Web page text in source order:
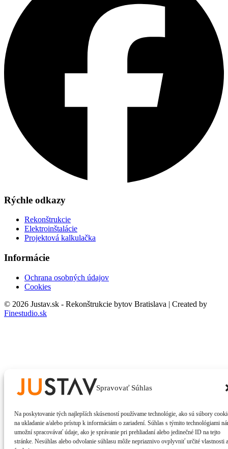
Spravovať Súhlas
Na poskytovanie tých najlepších skúseností používame technológie, ako sú súbory
na ukladanie a/alebo prístup k informáciám o zariadení. Súhlas s týmito technológiami
umožní spracovávať údaje, ako je správanie pri prehliadaní alebo jedinečné ID na tejto
stránke. Nesúhlas alebo odvolanie súhlasu môže nepriaznivo ovplyvniť určité vlastnosti a
Rýchle odkazy
Rekonštrukcie
Elektroinštalácie
Projektová kalkulačka
Informácie
Ochrana osobných údajov
Cookies
© 2026 Justav.sk - Rekonštrukcie bytov Bratislava | Created by
Finestudio.sk